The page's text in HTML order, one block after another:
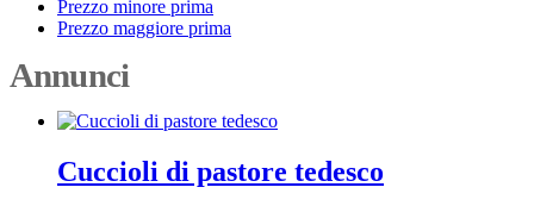
Prezzo minore prima
Prezzo maggiore prima
Annunci
Cuccioli di pastore tedesco